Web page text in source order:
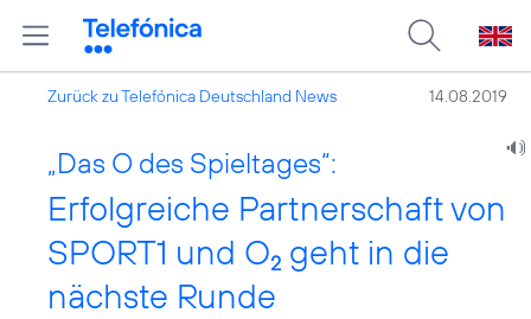
Zurück zu Telefónica Deutschland News 14.08.2019
„Das O des Spieltages“:
Erfolgreiche Partnerschaft von
SPORT1 und O2 geht in die
nächste Runde